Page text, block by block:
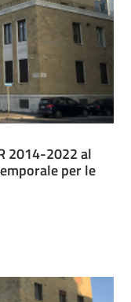
2014-2022 al
per le